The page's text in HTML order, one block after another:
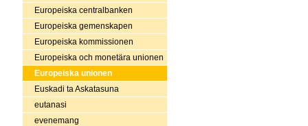
Europeiska centralbanken
Europeiska gemenskapen
Europeiska kommissionen
Europeiska och monetära unionen
Europeiska unionen
Euskadi ta Askatasuna
eutanasi
evenemang